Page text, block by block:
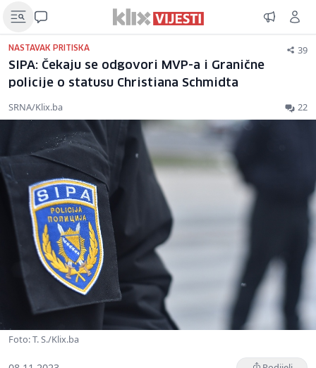
NASTAVAK PRITISKA 39
SIPA: Čekaju se odgovori MVP-a i Granične
policije o statusu Christiana Schmidta
SRNA/Klix.ba 22
Foto: T. S./Klix.ba